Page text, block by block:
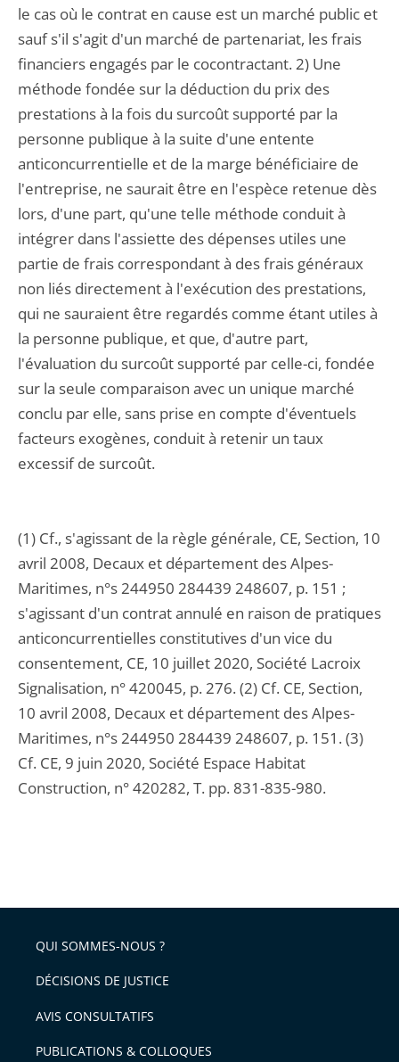
le cas où le contrat en cause est un marché public et
sauf s'il s'agit d'un marché de partenariat, les frais
financiers engagés par le cocontractant. 2) Une
méthode fondée sur la déduction du prix des
prestations à la fois du surcoût supporté par la
personne publique à la suite d'une entente
anticoncurrentielle et de la marge bénéficiaire de
l'entreprise, ne saurait être en l'espèce retenue dès
lors, d'une part, qu'une telle méthode conduit à
intégrer dans l'assiette des dépenses utiles une
partie de frais correspondant à des frais généraux
non liés directement à l'exécution des prestations,
qui ne sauraient être regardés comme étant utiles à
la personne publique, et que, d'autre part,
l'évaluation du surcoût supporté par celle-ci, fondée
sur la seule comparaison avec un unique marché
conclu par elle, sans prise en compte d'éventuels
facteurs exogènes, conduit à retenir un taux
excessif de surcoût.
(1) Cf., s'agissant de la règle générale, CE, Section, 10
avril 2008, Decaux et département des Alpes-
Maritimes, n°s 244950 284439 248607, p. 151 ;
s'agissant d'un contrat annulé en raison de pratiques
anticoncurrentielles constitutives d'un vice du
consentement, CE, 10 juillet 2020, Société Lacroix
Signalisation, n° 420045, p. 276. (2) Cf. CE, Section,
10 avril 2008, Decaux et département des Alpes-
Maritimes, n°s 244950 284439 248607, p. 151. (3)
Cf. CE, 9 juin 2020, Société Espace Habitat
Construction, n° 420282, T. pp. 831-835-980.
QUI SOMMES-NOUS ?
DÉCISIONS DE JUSTICE
AVIS CONSULTATIFS
PUBLICATIONS & COLLOQUES